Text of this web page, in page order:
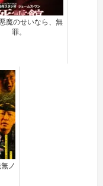
魔のせいなら、無
罪。
ノ